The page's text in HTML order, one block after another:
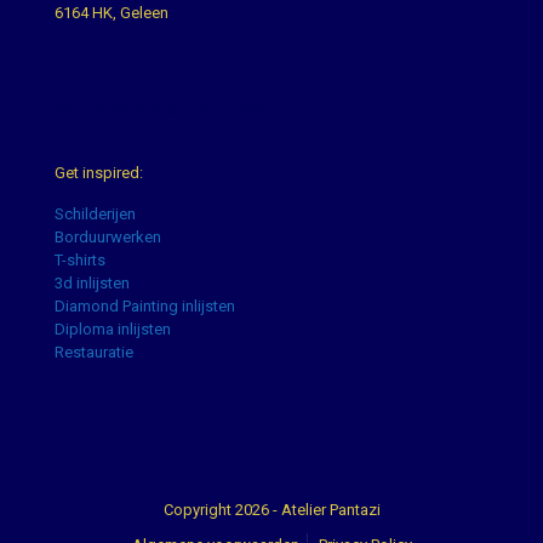
6164 HK, Geleen
Get inspired:
Schilderijen
Borduurwerken
T-shirts
3d inlijsten
Diamond Painting inlijsten
Diploma inlijsten
Restauratie
Copyright 2026 - Atelier Pantazi